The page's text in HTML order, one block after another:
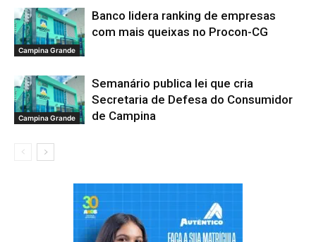
Campina Grande
Banco lidera ranking de empresas
com mais queixas no Procon-CG
Campina Grande
Semanário publica lei que cria
Secretaria de Defesa do Consumidor
de Campina